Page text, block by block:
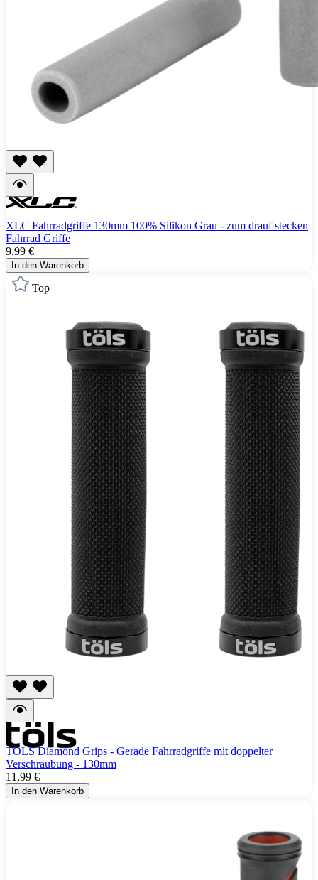
XLC Fahrradgriffe 130mm 100% Silikon Grau - zum drauf stecken
Fahrrad Griffe
9,99 €
In den Warenkorb
Top
TÖLS Diamond Grips - Gerade Fahrradgriffe mit doppelter
Verschraubung - 130mm
11,99 €
In den Warenkorb